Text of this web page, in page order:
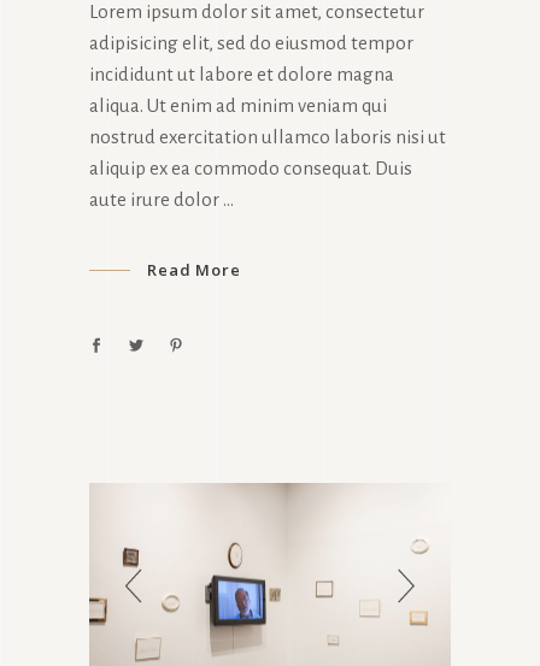
Lorem ipsum dolor sit amet, consectetur
adipisicing elit, sed do eiusmod tempor
incididunt ut labore et dolore magna
aliqua. Ut enim ad minim veniam qui
nostrud exercitation ullamco laboris nisi ut
aliquip ex ea commodo consequat. Duis
aute irure dolor
Read More